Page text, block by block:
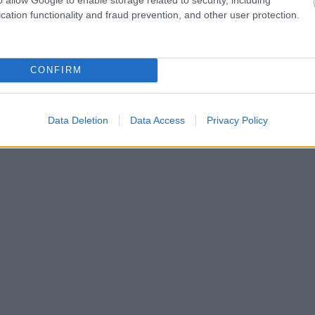
functionality and fraud prevention, and other user protection.
CONFIRM
Data Deletion Data Access Privacy Policy
φωτογραφίες, αρκετοί χρήστες ανέφεραν πόσο νέος
προς το πρώτο, δες και το βίντεο για να